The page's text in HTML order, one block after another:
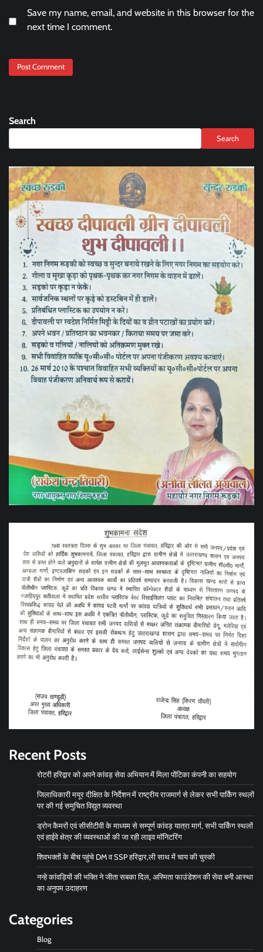
Save my name, email, and website in this browser for the
next time I comment.
Search
Search
Recent Posts
रोटरी हरिद्वार को अपने कांवड़ सेवा अभियान में मिला पोंटिका कंपनी का सहयोग
जिलाधिकारी मयूर दीक्षित के निर्देशन में राष्ट्रीय राजमार्ग से लेकर सभी पार्किंग स्थलों
पर की गई समुचित विद्युत व्यवस्था
ड्रोन कैमरों एवं सीसीटीवी के माध्यम से सम्पूर्ण कांवड़ यात्रा मार्ग, सभी पार्किंग स्थलों
एवं हाईवे क्षेत्र की व्यवस्थाओं की जा रही लाइव मॉनिटरिंग
शिवभक्तों के बीच पहुंचे DM व SSP हरिद्वार,ली साथ में चाय की चुस्की
नन्हे कांवड़ियों की भक्ति ने जीता सबका दिल, अस्मिता फाउंडेशन की सेवा बनी आस्था
का अनुपम उदाहरण
Categories
Blog